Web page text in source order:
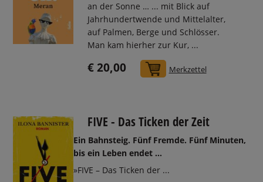
an der Sonne … ... mit Blick auf
Jahrhundertwende und Mittelalter,
auf Palmen, Berge und Schlösser.
Man kam hierher zur Kur, ...
€ 20,00 In den Warenkorb
Merkzettel
FIVE - Das Ticken der Zeit
Ein Bahnsteig. Fünf Fremde. Fünf Minuten,
bis ein Leben endet …
»FIVE – Das Ticken der ...